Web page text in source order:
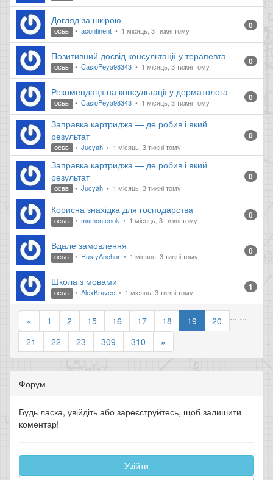
Догляд за шкірою
ОСББ acontinent 1 місяць, 3 тижні тому 0
Позитивний досвід консультації у терапевта
ОСББ CasioPeya98343 1 місяць, 3 тижні тому 0
Рекомендації на консультації у дерматолога
ОСББ CasioPeya98343 1 місяць, 3 тижні тому 0
Заправка картриджа — де робив і який
результат
ОСББ Jucyah 1 місяць, 3 тижні тому
0
Заправка картриджа — де робив і який
результат
ОСББ Jucyah 1 місяць, 3 тижні тому
0
Корисна знахідка для господарства
ОСББ mamontenok 1 місяць, 3 тижні тому 0
Вдале замовлення
ОСББ RustyAnchor 1 місяць, 3 тижні тому 0
Школа з мовами
ОСББ AlexKravec 1 місяць, 3 тижні тому 1
« 1 2 ...
15 16 17 18 19
20
21
22 23
...
309 310 »
Форум
Будь ласка, увійдіть або зареєструйтесь, щоб залишити
коментар!
Увійти